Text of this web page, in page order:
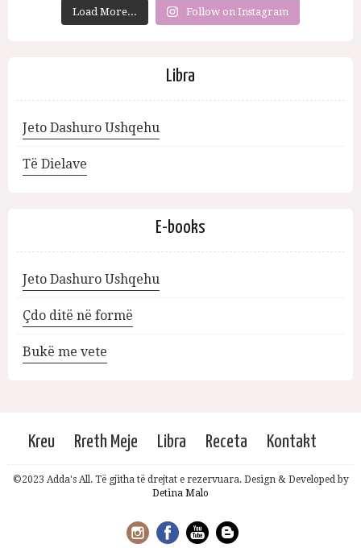
Load More... Follow on Instagram
Libra
Jeto Dashuro Ushqehu
Të Dielave
E-books
Jeto Dashuro Ushqehu
Çdo ditë në formë
Bukë me vete
Kreu Rreth Meje Libra Receta Kontakt
©2023 Adda's All. Të gjitha të drejtat e rezervuara. Design & Developed by
Detina Malo